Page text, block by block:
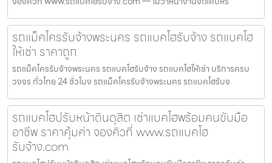
รถแม็คโครรับจ้างพระนคร รถแบคโฮรับจ้าง รถแบคโฮ
ให้เช่า ราคาถูก
รถแม็คโครรับจ้างพระนคร รถแบคโฮรับจ้าง รถแบคโฮให้เช่า บริการครบ
วงจร ทั่วไทย 24 ชั่วโมง รถแม็คโครรับจ้างพระนคร รถแบคโฮรับจ
รถแบคโฮปรับหน้าดินดุสิต เช่าแบคโฮพร้อมคนขับมือ
อาชีพ ราคาคุ้มค่า จองคิวที่ www.รถแบคโฮ
รับจ้าง.com